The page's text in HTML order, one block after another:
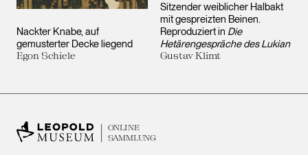
Nackter Knabe, auf
gemusterter Decke liegend
Egon Schiele
Sitzender weiblicher Halbakt
mit gespreizten Beinen.
Reproduziert in Die
Hetärengespräche des Lukian
Gustav Klimt
ONLINE
SAMMLUNG